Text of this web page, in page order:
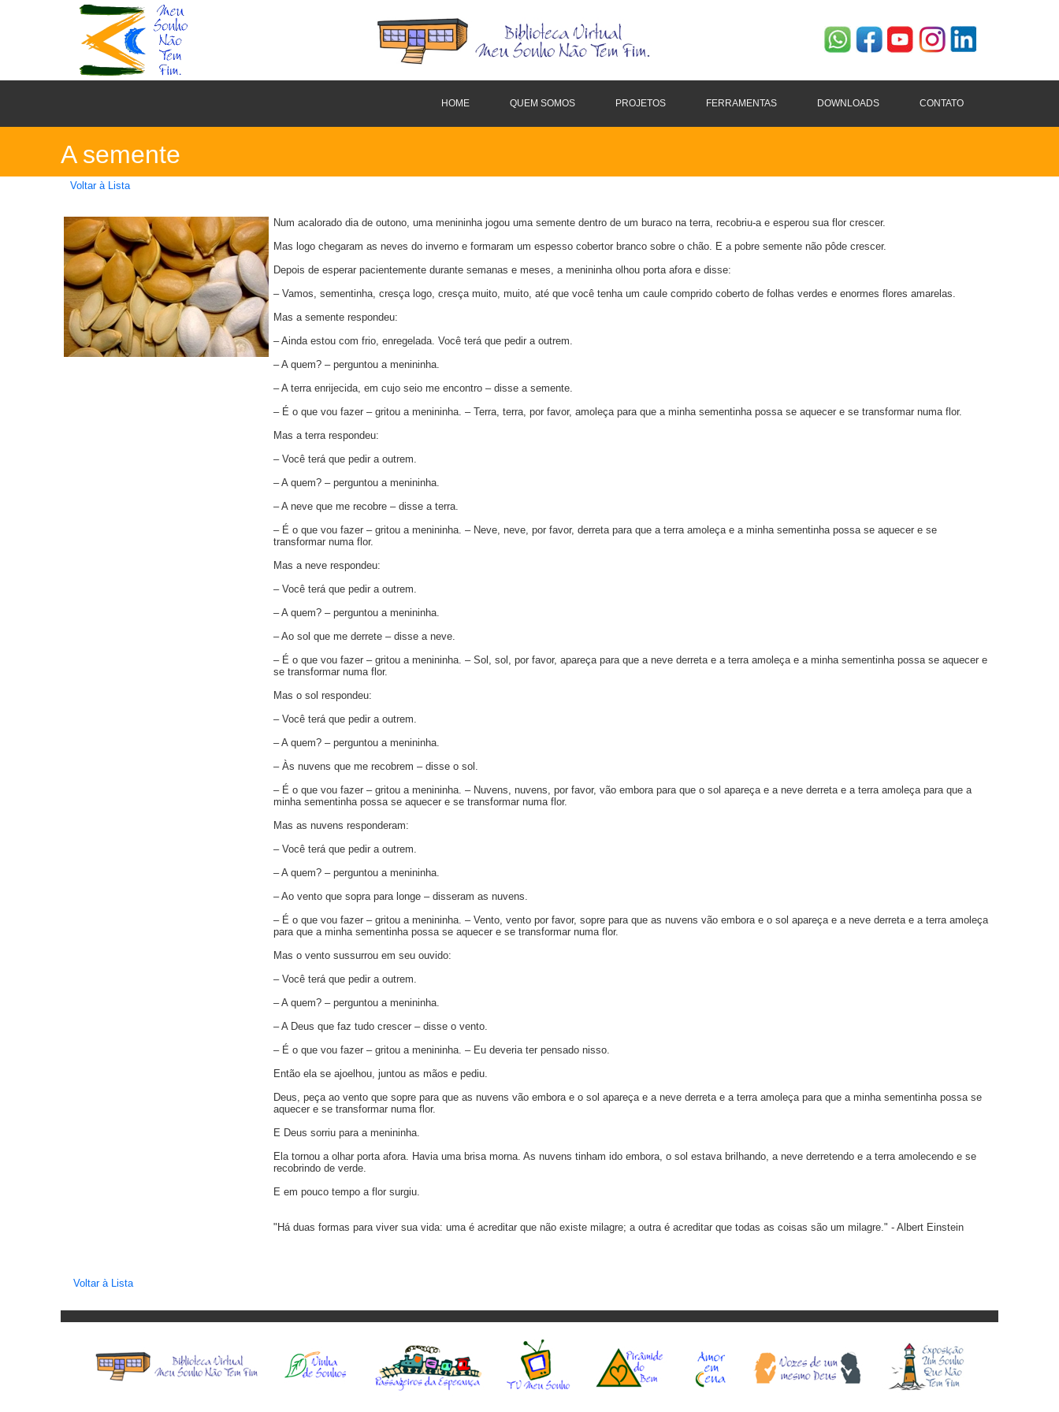
HOME QUEM SOMOS PROJETOS FERRAMENTAS DOWNLOADS CONTATO
A semente
Voltar à Lista
Num acalorado dia de outono, uma menininha jogou uma semente dentro de um buraco na terra, recobriu-a e esperou sua flor crescer.
Mas logo chegaram as neves do inverno e formaram um espesso cobertor branco sobre o chão. E a pobre semente não pôde crescer.
Depois de esperar pacientemente durante semanas e meses, a menininha olhou porta afora e disse:
– Vamos, sementinha, cresça logo, cresça muito, muito, até que você tenha um caule comprido coberto de folhas verdes e enormes flores amarelas.
Mas a semente respondeu:
– Ainda estou com frio, enregelada. Você terá que pedir a outrem.
– A quem? – perguntou a menininha.
– A terra enrijecida, em cujo seio me encontro – disse a semente.
– É o que vou fazer – gritou a menininha. – Terra, terra, por favor, amoleça para que a minha sementinha possa se aquecer e se transformar numa flor.
Mas a terra respondeu:
– Você terá que pedir a outrem.
– A quem? – perguntou a menininha.
– A neve que me recobre – disse a terra.
– É o que vou fazer – gritou a menininha. – Neve, neve, por favor, derreta para que a terra amoleça e a minha sementinha possa se aquecer e se
transformar numa flor.
Mas a neve respondeu:
– Você terá que pedir a outrem.
– A quem? – perguntou a menininha.
– Ao sol que me derrete – disse a neve.
– É o que vou fazer – gritou a menininha. – Sol, sol, por favor, apareça para que a neve derreta e a terra amoleça e a minha sementinha possa se aquecer e
se transformar numa flor.
Mas o sol respondeu:
– Você terá que pedir a outrem.
– A quem? – perguntou a menininha.
– Às nuvens que me recobrem – disse o sol.
– É o que vou fazer – gritou a menininha. – Nuvens, nuvens, por favor, vão embora para que o sol apareça e a neve derreta e a terra amoleça para que a
minha sementinha possa se aquecer e se transformar numa flor.
Mas as nuvens responderam:
– Você terá que pedir a outrem.
– A quem? – perguntou a menininha.
– Ao vento que sopra para longe – disseram as nuvens.
– É o que vou fazer – gritou a menininha. – Vento, vento por favor, sopre para que as nuvens vão embora e o sol apareça e a neve derreta e a terra amoleça
para que a minha sementinha possa se aquecer e se transformar numa flor.
Mas o vento sussurrou em seu ouvido:
– Você terá que pedir a outrem.
– A quem? – perguntou a menininha.
– A Deus que faz tudo crescer – disse o vento.
– É o que vou fazer – gritou a menininha. – Eu deveria ter pensado nisso.
Então ela se ajoelhou, juntou as mãos e pediu.
Deus, peça ao vento que sopre para que as nuvens vão embora e o sol apareça e a neve derreta e a terra amoleça para que a minha sementinha possa se
aquecer e se transformar numa flor.
E Deus sorriu para a menininha.
Ela tornou a olhar porta afora. Havia uma brisa morna. As nuvens tinham ido embora, o sol estava brilhando, a neve derretendo e a terra amolecendo e se
recobrindo de verde.
E em pouco tempo a flor surgiu.
"Há duas formas para viver sua vida: uma é acreditar que não existe milagre; a outra é acreditar que todas as coisas são um milagre." - Albert Einstein
Voltar à Lista